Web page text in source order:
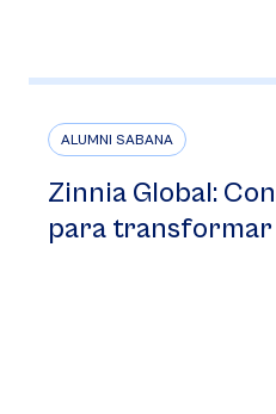
ALUMNI SABANA
Zinnia Global:
para